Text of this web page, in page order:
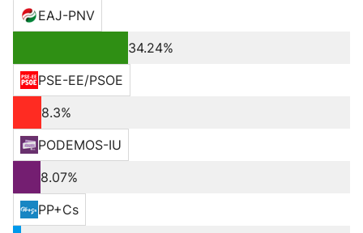
EAJ-PNV
34.24%
PSE-EE/PSOE
8.3%
PODEMOS-IU
8.07%
PP+Cs